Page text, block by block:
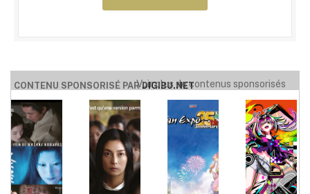
CONTENU SPONSORISÉ PARDIGIBU.NET
Voir plus de contenus sponsorisés